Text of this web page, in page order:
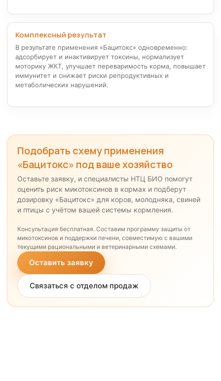
Комплексный результат
В результате применения «Бацитокс» одновременно:
адсорбирует и инактивирует токсины, нормализует
моторику ЖКТ, улучшает переваримость корма, повышает
иммунитет и снижает риски репродуктивных и
метаболических нарушений.
Подобрать схему применения
«Бацитокс» под ваше хозяйство
Оставьте заявку, и специалисты НТЦ БИО помогут
оценить риск микотоксинов в кормах и подберут
дозировку «Бацитокс» для коров, молодняка, свиней
и птицы с учётом вашей системы кормления.
Консультация бесплатная. Составим программу защиты от
микотоксинов и поддержки печени, совместимую с вашими
текущими рациональными и ветеринарными схемами.
Оставить заявку
Связаться с отделом продаж